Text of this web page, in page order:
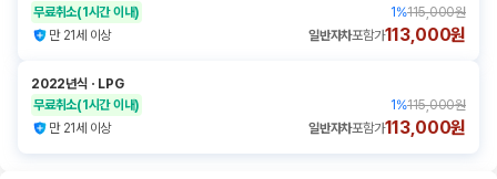
무료취소(1시간 이내) 1 %115,000원
만 21세 이상
일반자차포함가113,000원
2022년식 ㆍ LPG
무료취소(1시간 이내) 1 %115,000원
만 21세 이상
일반자차포함가113,000원